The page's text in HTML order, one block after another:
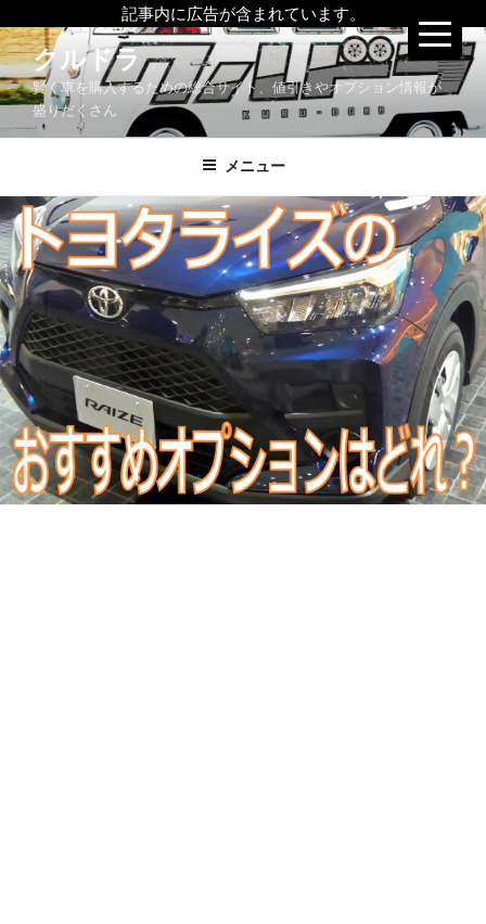
記事内に広告が含まれています。
コ
ン
テ
ツ
ス
キ
ッ
プ
クルドラ
賢く車を購入するための総合サイト、値引きやオプション情報が
盛りだくさん
メニュー